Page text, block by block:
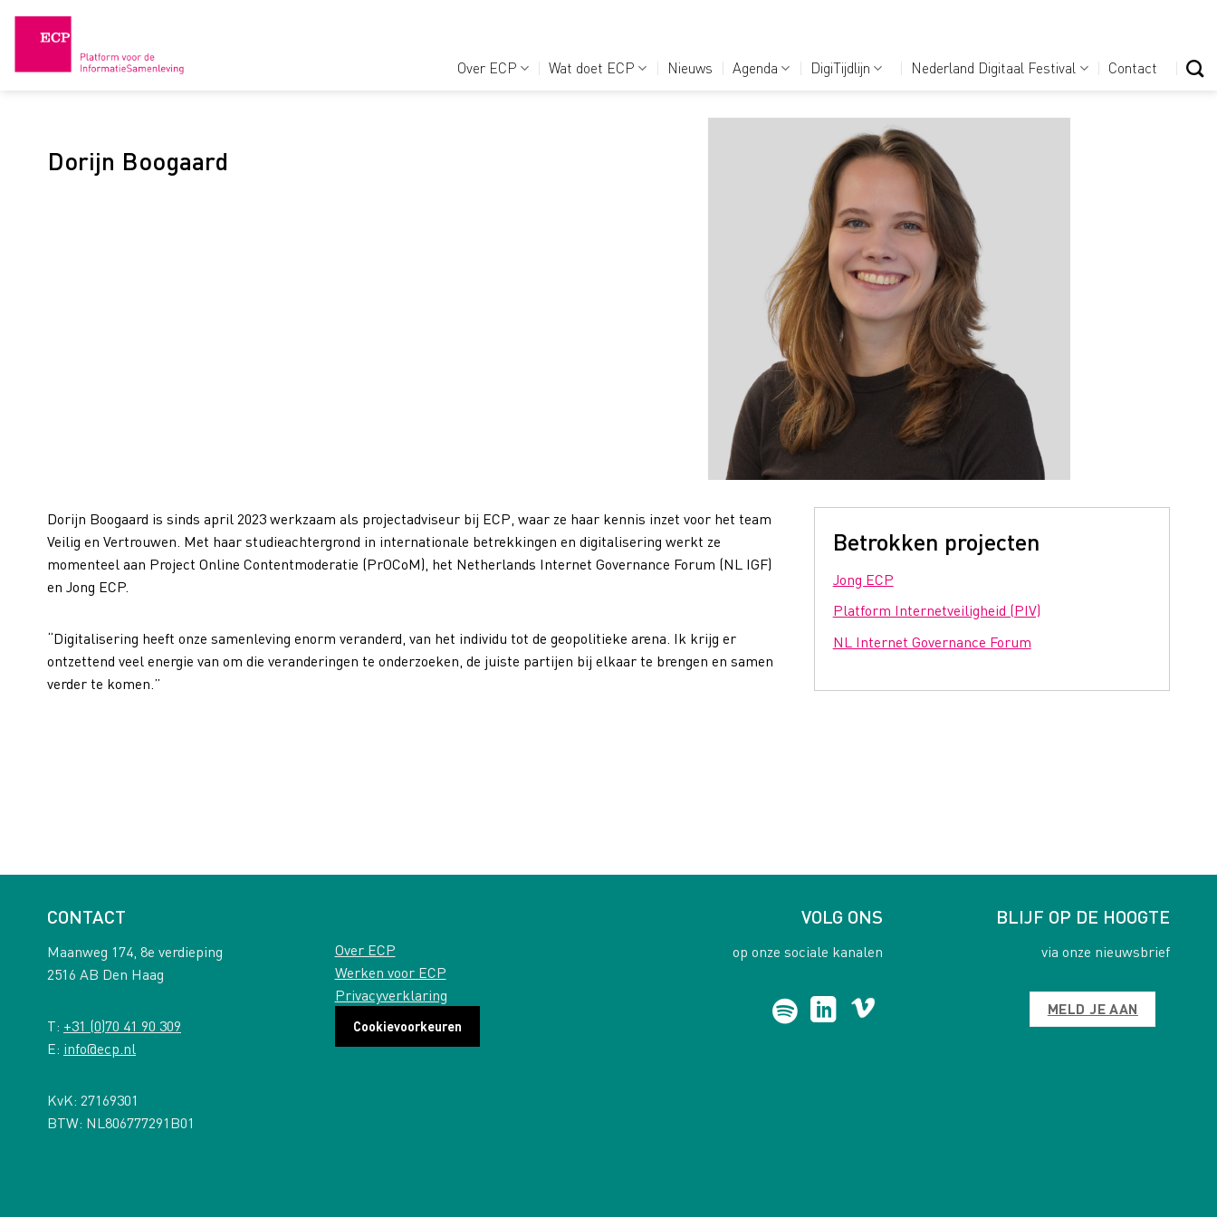
Over ECP Wat doet ECP Nieuws Agenda DigiTijdlijn Nederland Digitaal Festival Contact
Dorijn Boogaard
Dorijn Boogaard is sinds april 2023 werkzaam als projectadviseur bij ECP, waar ze haar kennis inzet voor het team
Veilig en Vertrouwen. Met haar studieachtergrond in internationale betrekkingen en digitalisering werkt ze
momenteel aan Project Online Contentmoderatie (PrOCoM), het Netherlands Internet Governance Forum (NL IGF)
en Jong ECP.
“Digitalisering heeft onze samenleving enorm veranderd, van het individu tot de geopolitieke arena. Ik krijg er
ontzettend veel energie van om die veranderingen te onderzoeken, de juiste partijen bij elkaar te brengen en samen
verder te komen.”
Betrokken projecten
Jong ECP
Platform Internetveiligheid (PIV)
NL Internet Governance Forum
CONTACT
Maanweg 174, 8e verdieping
2516 AB Den Haag
T: +31 (0)70 41 90 309
E: info@ecp.nl
KvK: 27169301
BTW: NL806777291B01
Over ECP
Werken voor ECP
Privacyverklaring
Cookievoorkeuren
VOLG ONS
op onze sociale kanalen
BLIJF OP DE HOOGTE
via onze nieuwsbrief
MELD JE AAN